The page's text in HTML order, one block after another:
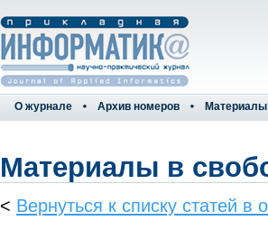
О журнале Архив номеров
Материалы в
< Вернуться к списку статей в